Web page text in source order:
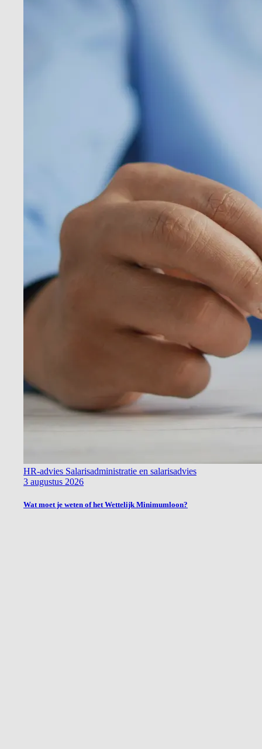
HR-advies Salarisadministratie en salarisadvies
3 augustus 2026
Wat moet je weten of het Wettelijk Minimumloon?